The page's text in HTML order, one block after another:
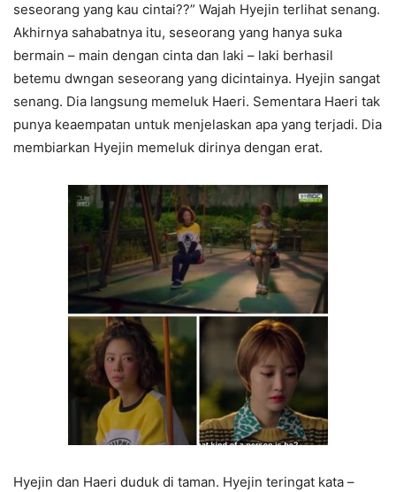
seseorang yang kau cintai??” Wajah Hyejin terlihat senang.
Akhirnya sahabatnya itu, seseorang yang hanya suka
bermain – main dengan cinta dan laki – laki berhasil
betemu dwngan seseorang yang dicintainya. Hyejin sangat
senang. Dia langsung memeluk Haeri. Sementara Haeri tak
punya keaempatan untuk menjelaskan apa yang terjadi. Dia
membiarkan Hyejin memeluk dirinya dengan erat.
Hyejin dan Haeri duduk di taman. Hyejin teringat kata –